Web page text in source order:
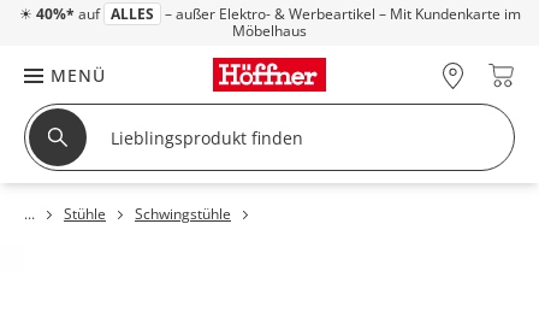
☀ 40%* auf ALLES – außer Elektro- & Werbeartikel – Mit Kundenkarte im
Möbelhaus
MENÜ
Stühle Schwingstühle